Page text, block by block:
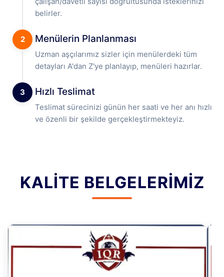
belirler.
2 Menülerin Planlanması
Uzman aşçılarımız sizler için menülerdeki tüm
detayları A'dan Z'ye planlayıp, menüleri hazırlar.
3 Hızlı Teslimat
Teslimat sürecinizi günün her saati ve her anı hızlı
ve özenli bir şekilde gerçekleştirmekteyiz.
KALITE BELGELERIMIZ